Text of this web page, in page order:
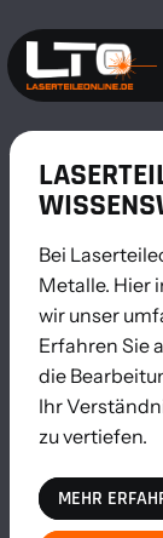
Bei
Metalle. Hier
wir unser
Erfahren Sie
die
Ihr
zu vertiefen.
MEHR